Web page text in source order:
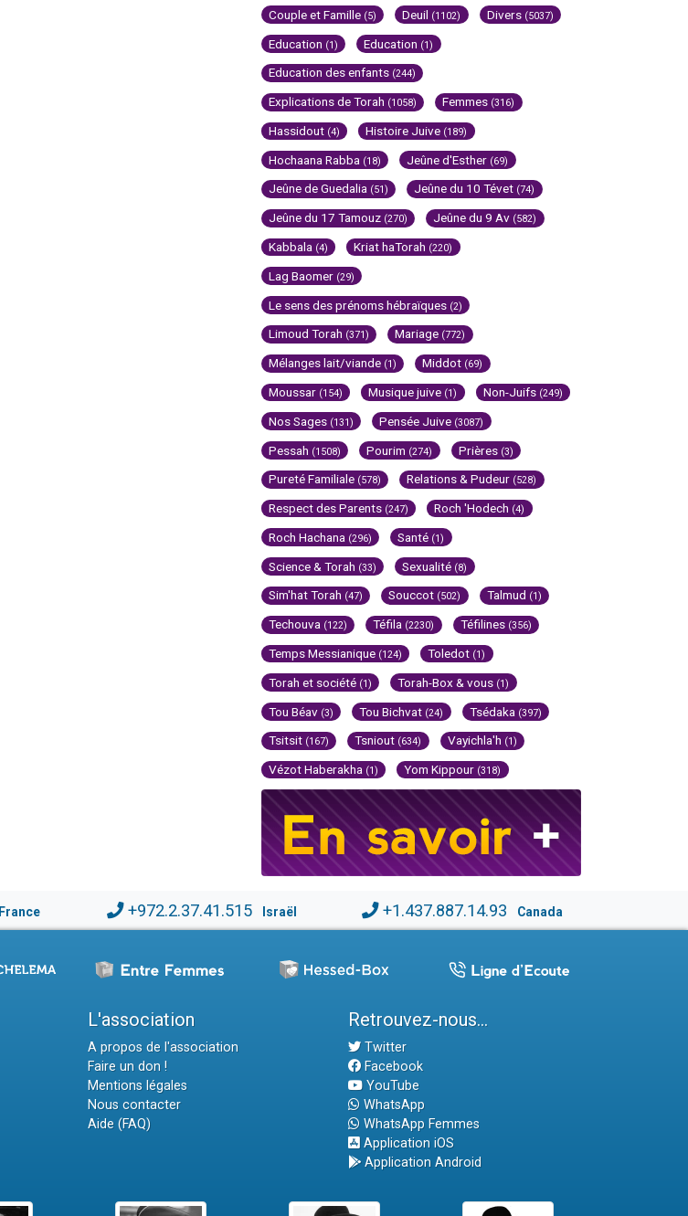
Couple et Famille (5) Deuil (1102) Divers (5037)
Education (1) Education (1)
Education des enfants (244)
Explications de Torah (1058) Femmes (316)
Hassidout (4) Histoire Juive (189)
Hochaana Rabba (18) Jeûne d'Esther (69)
Jeûne de Guedalia (51) Jeûne du 10 Tévet (74)
Jeûne du 17 Tamouz (270) Jeûne du 9 Av (582)
Kabbala (4) Kriat haTorah (220)
Lag Baomer (29)
Le sens des prénoms hébraïques (2)
Limoud Torah (371) Mariage (772)
Mélanges lait/viande (1) Middot (69)
Moussar (154) Musique juive (1) Non-Juifs (249)
Nos Sages (131) Pensée Juive (3087)
Pessah (1508) Pourim (274) Prières (3)
Pureté Familiale (578) Relations & Pudeur (528)
Respect des Parents (247) Roch 'Hodech (4)
Roch Hachana (296) Santé (1)
Science & Torah (33) Sexualité (8)
Sim'hat Torah (47) Souccot (502) Talmud (1)
Techouva (122) Téfila (2230) Téfilines (356)
Temps Messianique (124) Toledot (1)
Torah et société (1) Torah-Box & vous (1)
Tou Béav (3) Tou Bichvat (24) Tsédaka (397)
Tsitsit (167) Tsniout (634) Vayichla'h (1)
Vézot Haberakha (1) Yom Kippour (318)
France +972.2.37.41.515 Israël +1.437.887.14.93 Canada
L'association
A propos de l'association
Faire un don !
Mentions légales
Nous contacter
Aide (FAQ)
Retrouvez-nous...
Twitter
Facebook
YouTube
WhatsApp
WhatsApp Femmes
Application iOS
Application Android